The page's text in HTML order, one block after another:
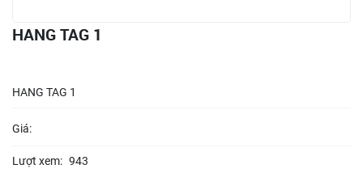
HANG TAG 1
HANG TAG 1
Giá:
Lượt xem: 943